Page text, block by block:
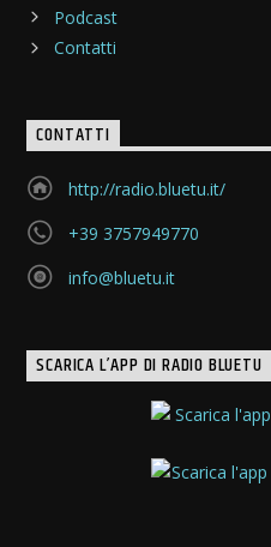
Podcast
Contatti
CONTATTI
http://radio.bluetu.it/
+39 3757949770
info@bluetu.it
SCARICA L’APP DI RADIO BLUETU